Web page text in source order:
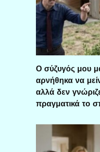
Ο σύζυγός μου
αρνήθηκα να
αλλά δεν
πραγματικά το